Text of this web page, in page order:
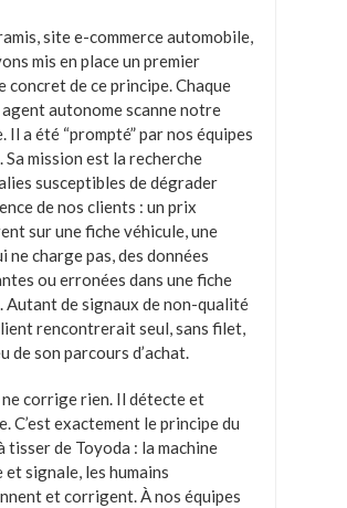
site e-commerce automobile,
mis en place un premier
concret de ce principe. Chaque
autonome scanne notre
Il a été “prompté” par nos équipes
mission est la recherche
susceptibles de dégrader
de nos clients : un prix
sur une fiche véhicule, une
ne charge pas, des données
ou erronées dans une fiche
Autant de signaux de non-qualité
rencontrerait seul, sans filet,
de son parcours d’achat.
ne corrige rien. Il détecte et
C’est exactement le principe du
tisser de Toyoda : la machine
et signale, les humains
et corrigent. À nos équipes